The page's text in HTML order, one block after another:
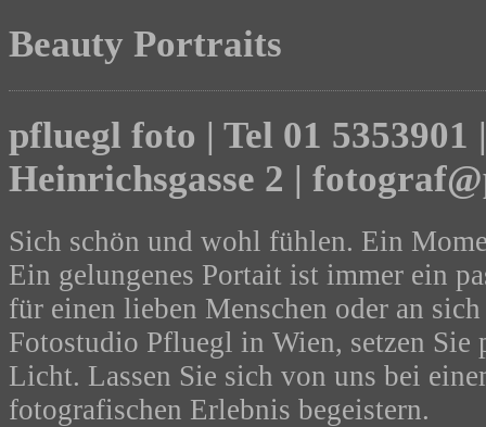
Beauty Portraits
pfluegl foto | Tel 01 5353901
Heinrichsgasse 2 |
Sich schön und wohl fühlen. Ein
Ein gelungenes Portait ist immer ein
für einen lieben Menschen oder an
Fotostudio Pfluegl in Wien, setzen Sie
Licht. Lassen Sie sich von uns bei
fotografischen Erlebnis begeistern.